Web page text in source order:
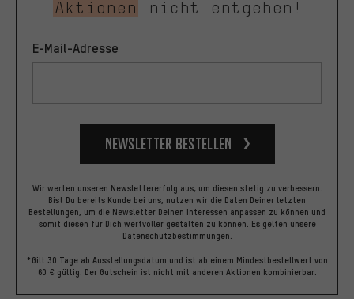
Aktionen
nicht entgehen!
E-Mail-Adresse
Newsletter bestellen
Wir werten unseren Newslettererfolg aus, um diesen stetig zu verbessern.
Bist Du bereits Kunde bei uns, nutzen wir die Daten Deiner letzten
Bestellungen, um die Newsletter Deinen Interessen anpassen zu können und
somit diesen für Dich wertvoller gestalten zu können. Es gelten unsere
Datenschutzbestimmungen.
*Gilt 30 Tage ab Ausstellungsdatum und ist ab einem Mindestbestellwert von
60 € gültig. Der Gutschein ist nicht mit anderen Aktionen kombinierbar.